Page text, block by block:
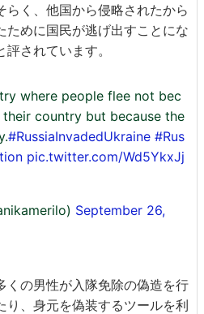
らく、他国から侵略されたから
ために国民が逃げ出すことにな
されています。
where people flee not bec
country but because the
#RussiaInvadedUkraine #Rus
pic.twitter.com/Wd5YkxJj
September 26,
くの男性が入隊免除の偽造を行
り、身元を偽装するツールを利